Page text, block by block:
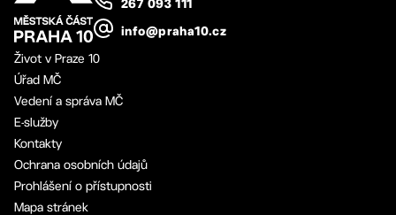
267 093 111
info@praha10.cz
Život v Praze 10
Úřad MČ
Vedení a správa MČ
E-služby
Kontakty
Ochrana osobních údajů
Prohlášení o přístupnosti
Mapa stránek